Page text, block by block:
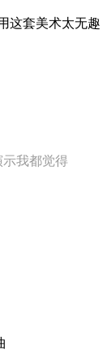
这套美术太无趣
我都觉得